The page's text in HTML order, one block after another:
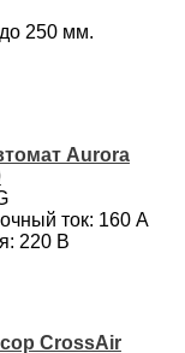
250 мм.
Aurora
ток: 160 А
220 В
CrossAir